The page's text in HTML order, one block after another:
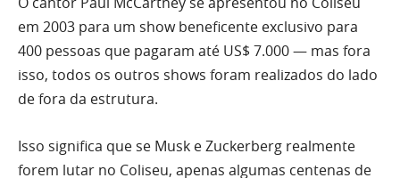
em 2003 para um show beneficente exclusivo para
400 pessoas que pagaram até US$ 7.000 — mas fora
isso, todos os outros shows foram realizados do lado
de fora da estrutura.
Isso significa que se Musk e Zuckerberg realmente
forem lutar no Coliseu, apenas algumas centenas de